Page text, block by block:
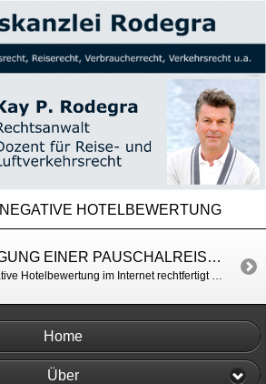
NEGATIVE HOTELBEWERTUNG
KÜNDIGUNG EINER PAUSCHALREISE – NEGATIVE BEWERTUNG IM INTERNET KEIN KÜNDIGUNGSGRUND
Eine negative Hotelbewertung im Internet rechtfertigt es nicht, eine Reise wegen Reisemängel zu kündigen. AG Bremen v. 30.6.2011, Az. 10 C 121/11
Home
Über